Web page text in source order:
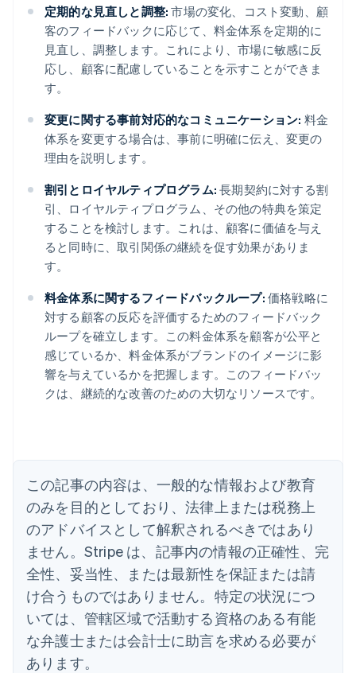
定期的な見直しと調整: 市場の変化、コスト変動、顧
客のフィードバックに応じて、料金体系を定期的に
見直し、調整します。これにより、市場に敏感に反
応し、顧客に配慮していることを示すことができま
す。
変更に関する事前対応的なコミュニケーション: 料金
体系を変更する場合は、事前に明確に伝え、変更の
理由を説明します。
割引とロイヤルティプログラム: 長期契約に対する割
引、ロイヤルティプログラム、その他の特典を策定
することを検討します。これは、顧客に価値を与え
ると同時に、取引関係の継続を促す効果がありま
す。
料金体系に関するフィードバックループ: 価格戦略に
対する顧客の反応を評価するためのフィードバック
ループを確立します。この料金体系を顧客が公平と
感じているか、料金体系がブランドのイメージに影
響を与えているかを把握します。このフィードバッ
クは、継続的な改善のための大切なリソースです。
この記事の内容は、一般的な情報および教育
のみを目的としており、法律上または税務上
のアドバイスとして解釈されるべきではあり
ません。Stripe は、記事内の情報の正確性、完
全性、妥当性、または最新性を保証または請
け合うものではありません。特定の状況につ
いては、管轄区域で活動する資格のある有能
な弁護士または会計士に助言を求める必要が
あります。
アイルランド
English
アメリカ
English Español简体中文
ItalianoEnglish
インド
エストニア
English
オーストラリア
English
オーストリア
DeutschEnglish
オランダ
NederlandsEnglish
カナダ